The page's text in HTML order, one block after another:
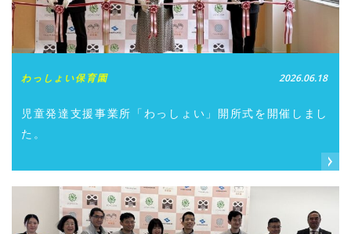
わっしょい保育園 2026.06.18
児童発達支援事業所「わっしょい」開所式を開催しまし
た。